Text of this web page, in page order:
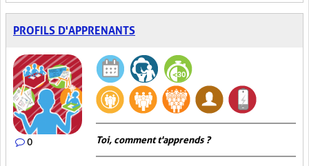
PROFILS D'APPRENANTS
0 Toi, comment t'apprends ?